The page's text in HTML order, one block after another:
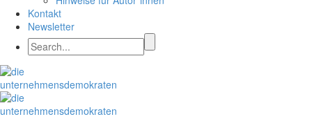
Kontakt
Newsletter